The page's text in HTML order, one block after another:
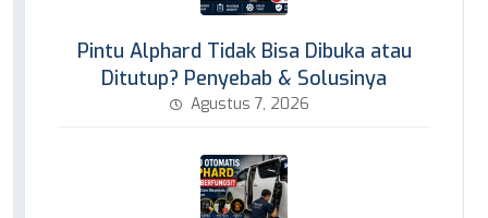
Pintu Alphard Tidak Bisa Dibuka atau
Ditutup? Penyebab & Solusinya
Agustus 7, 2026